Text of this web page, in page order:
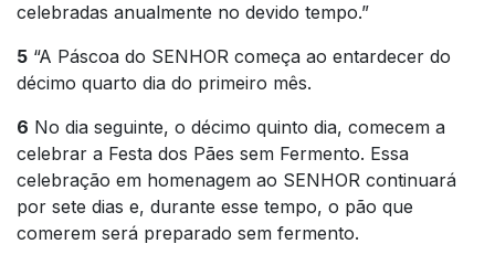
celebradas anualmente no devido tempo.”
5 “A Páscoa do SENHOR começa ao entardecer do
décimo quarto dia do primeiro mês.
6 No dia seguinte, o décimo quinto dia, comecem a
celebrar a Festa dos Pães sem Fermento. Essa
celebração em homenagem ao SENHOR continuará
por sete dias e, durante esse tempo, o pão que
comerem será preparado sem fermento.